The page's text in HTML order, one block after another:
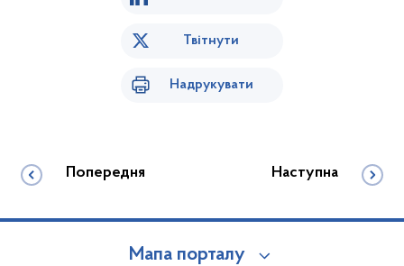
Твітнути
Надрукувати
Попередня Наступна
Мапа порталу